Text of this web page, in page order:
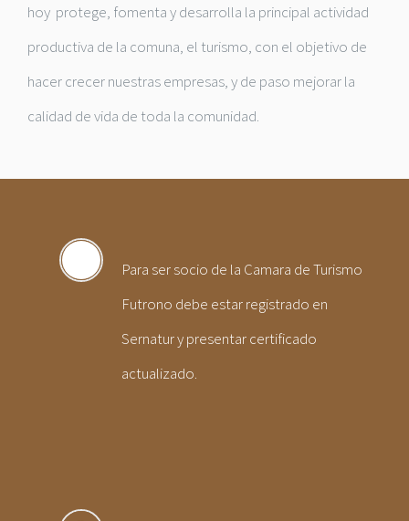
hoy protege, fomenta y desarrolla la principal actividad
productiva de la comuna, el turismo, con el objetivo de
hacer crecer nuestras empresas, y de paso mejorar la
calidad de vida de toda la comunidad.
Para ser socio de la Camara de Turismo
Futrono debe estar registrado en
Sernatur y presentar certificado
actualizado.